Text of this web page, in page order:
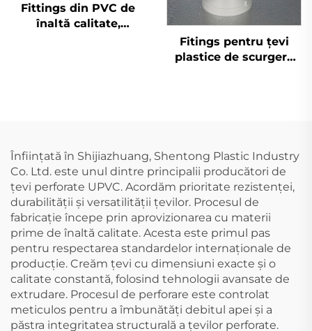
Fittings din PVC de
înaltă calitate,
Fitings pentru țevi
plastice de scurgere
Înființată în Shijiazhuang, Shentong Plastic Industry
Co. Ltd. este unul dintre principalii producători de
țevi perforate UPVC. Acordăm prioritate rezistenței,
durabilității și versatilității țevilor. Procesul de
fabricație începe prin aprovizionarea cu materii
prime de înaltă calitate. Acesta este primul pas
pentru respectarea standardelor internaționale de
producție. Creăm țevi cu dimensiuni exacte și o
calitate constantă, folosind tehnologii avansate de
extrudare. Procesul de perforare este controlat
meticulos pentru a îmbunătăți debitul apei și a
păstra integritatea structurală a țevilor perforate.